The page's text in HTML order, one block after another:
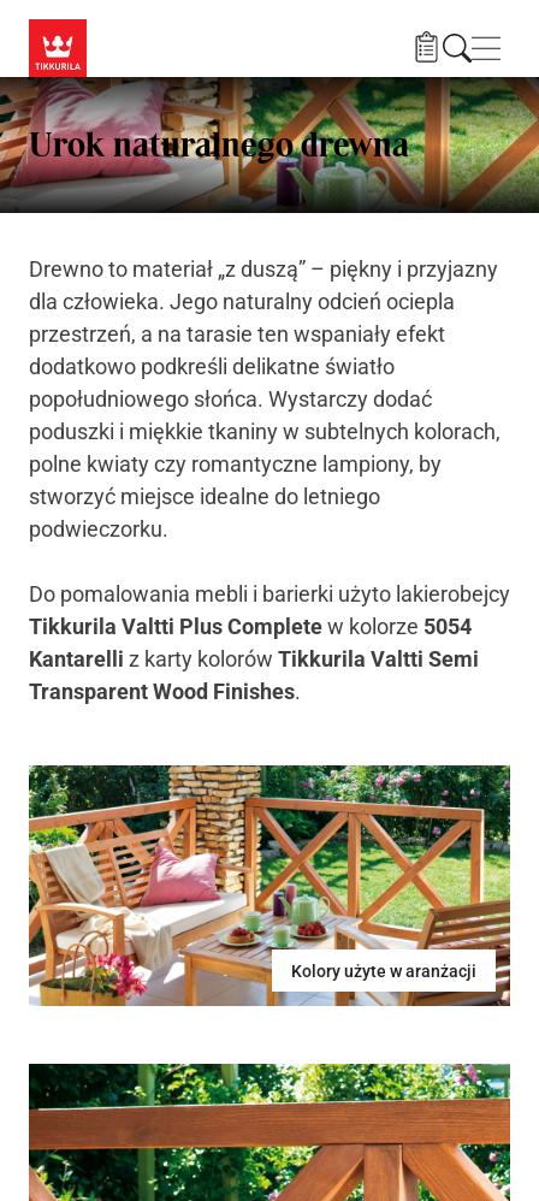
Urok naturalnego drewna
Drewno to materiał „z duszą” – piękny i przyjazny
dla człowieka. Jego naturalny odcień ociepla
przestrzeń, a na tarasie ten wspaniały efekt
dodatkowo podkreśli delikatne światło
popołudniowego słońca. Wystarczy dodać
poduszki i miękkie tkaniny w subtelnych kolorach,
polne kwiaty czy romantyczne lampiony, by
stworzyć miejsce idealne do letniego
podwieczorku.
Do pomalowania mebli i barierki użyto lakierobejcy
Tikkurila Valtti Plus Completew kolorze 5054
Kantarelli z karty kolorów Tikkurila Valtti Semi
Transparent Wood Finishes.
Kolory użyte w aranżacji